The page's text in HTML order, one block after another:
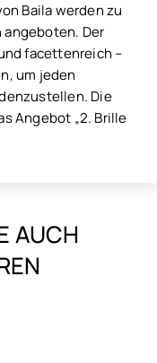
Baila werden zu
Der
facettenreich –
um jeden
Die
Angebot „2. Brille
AUCH